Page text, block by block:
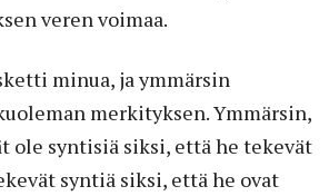
veren voimaa.
minua, ja ymmärsin
merkityksen. Ymmärsin,
ole syntisiä siksi, että he tekevät
syntiä siksi, että he ovat